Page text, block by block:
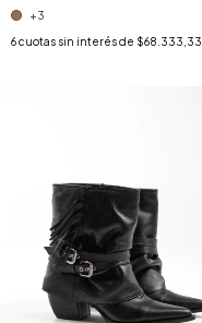
+3
6cuotas sin interés de $68.333,33